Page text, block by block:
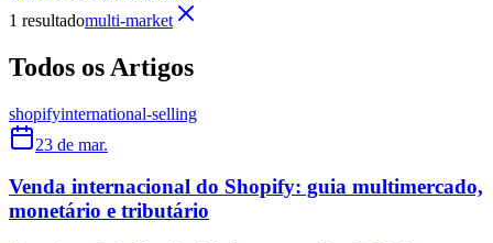
1 resultadomulti-market
Todos os Artigos
shopifyinternational-selling
23 de mar.
Venda internacional do Shopify: guia multimercado,
monetário e tributário